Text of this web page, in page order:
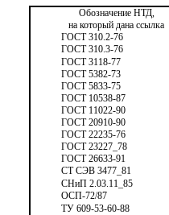
Обозначение НТД,
на который дана ссылка
ГОСТ 310.2-76
ГОСТ 310.3-76
ГОСТ 3118-77
ГОСТ 5382-73
ГОСТ 5833-75
ГОСТ 10538-87
ГОСТ 11022-90
ГОСТ 20910-90
ГОСТ 22235-76
ГОСТ 23227_ 78
ГОСТ 26633-91
СТ СЭВ 3477_ 81
СНиП 2.03.11 85
ОСП-72/87
ТУ 609-53-60-88